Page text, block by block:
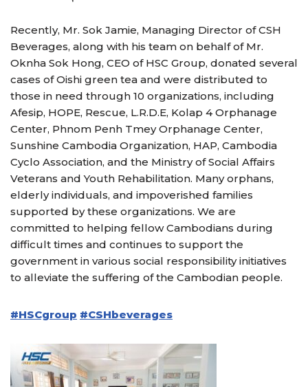
Recently, Mr. Sok Jamie, Managing Director of CSH
Beverages, along with his team on behalf of Mr.
Oknha Sok Hong, CEO of HSC Group, donated several
cases of Oishi green tea and were distributed to
those in need through 10 organizations, including
Afesip, HOPE, Rescue, L.R.D.E, Kolap 4 Orphanage
Center, Phnom Penh Tmey Orphanage Center,
Sunshine Cambodia Organization, HAP, Cambodia
Cyclo Association, and the Ministry of Social Affairs
Veterans and Youth Rehabilitation. Many orphans,
elderly individuals, and impoverished families
supported by these organizations. We are
committed to helping fellow Cambodians during
difficult times and continues to support the
government in various social responsibility initiatives
to alleviate the suffering of the Cambodian people.
#HSCgroup #CSHbeverages